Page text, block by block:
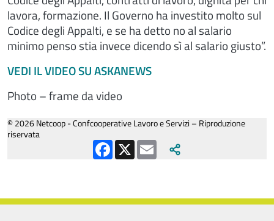
lavora, formazione. Il Governo ha investito molto sul
Codice degli Appalti, e se ha detto no al salario
minimo penso stia invece dicendo sì al salario giusto”.
VEDI IL VIDEO SU ASKANEWS
Photo – frame da video
© 2026 Netcoop - Confcooperative Lavoro e Servizi – Riproduzione
riservata
Facebook
X Email